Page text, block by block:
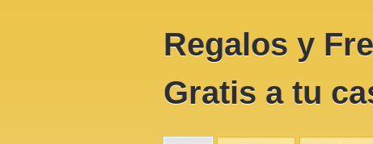
Regalos y
Gratis a tu